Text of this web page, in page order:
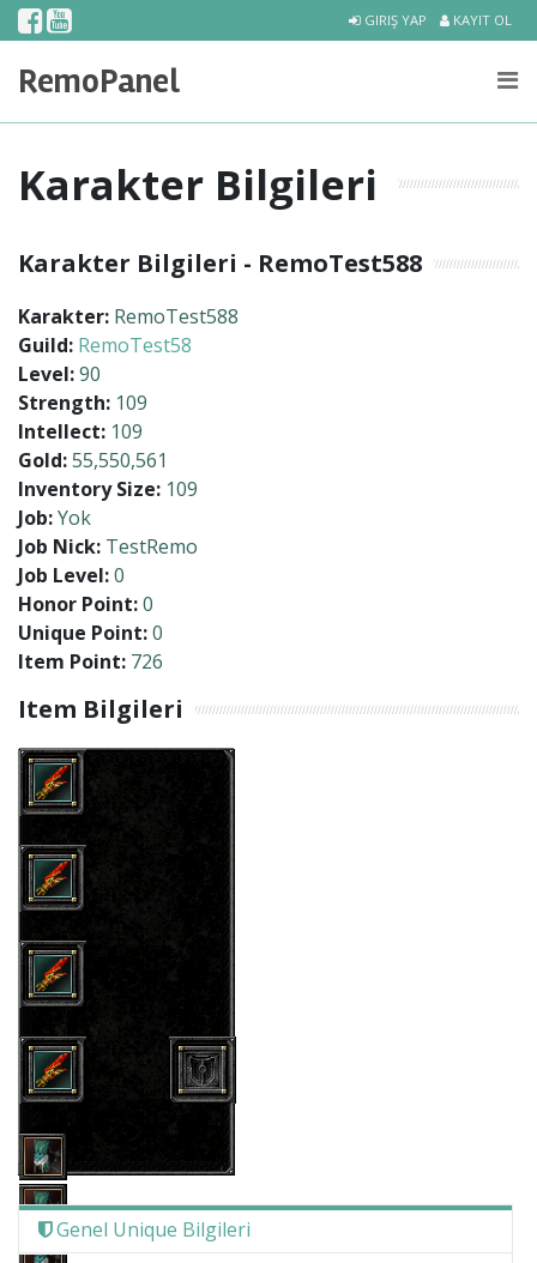
Geç TwitterTwitter GIRIŞ YAP KAYIT OL
RemoPanel
Karakter Bilgileri
Karakter Bilgileri - RemoTest588
Karakter: RemoTest588
Guild: RemoTest58
Level:90
Strength: 109
Intellect: 109
Gold:55,550,561
Inventory Size: 109
Job:Yok
Job Nick: TestRemo
Job Level:0
Honor Point:0
Unique Point:0
Item Point: 726
Item Bilgileri
Genel Unique Bilgileri
İSTATİSTİKLER
SIRALAMA